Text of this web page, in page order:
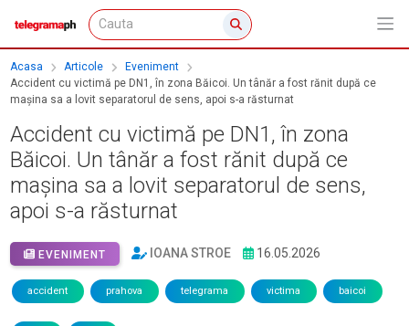
Acasa Articole
Eveniment
Accident cu victimă pe DN1, în zona Băicoi. Un tânăr a fost rănit după ce
mașina sa a lovit separatorul de sens, apoi s-a răsturnat
Accident cu victimă pe DN1, în zona
Băicoi. Un tânăr a fost rănit după ce
mașina sa a lovit separatorul de sens,
apoi s-a răsturnat
EVENIMENT IOANA STROE 16.05.2026
accident prahova telegrama victima baicoi